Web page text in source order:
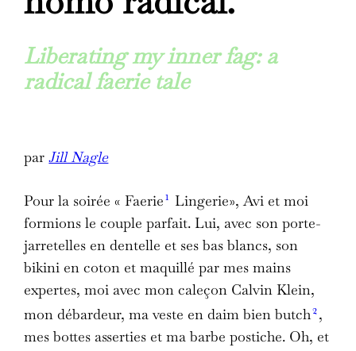
Liberating my inner fag: a
radical faerie tale
parJill Nagle
Pour la soirée « Faerie 1 Lingerie», Avi et moi
formions le couple parfait. Lui, avec son porte-
jarretelles en dentelle et ses bas blancs, son
bikini en coton et maquillé par mes mains
expertes, moi avec mon caleçon Calvin Klein,
mon débardeur, ma veste en daim bien butch2 ,
mes bottes asserties et ma barbe postiche. Oh, et